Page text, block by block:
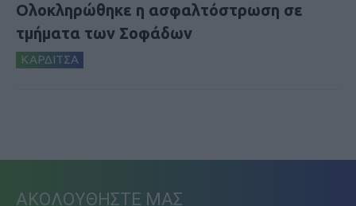
Ολοκληρώθηκε η ασφαλτόστρωση σε
τμήματα των Σοφάδων
ΚΑΡΔΙΤΣΑ
ΑΚΟΛΟΥΘΗΣΤΕ ΜΑΣ